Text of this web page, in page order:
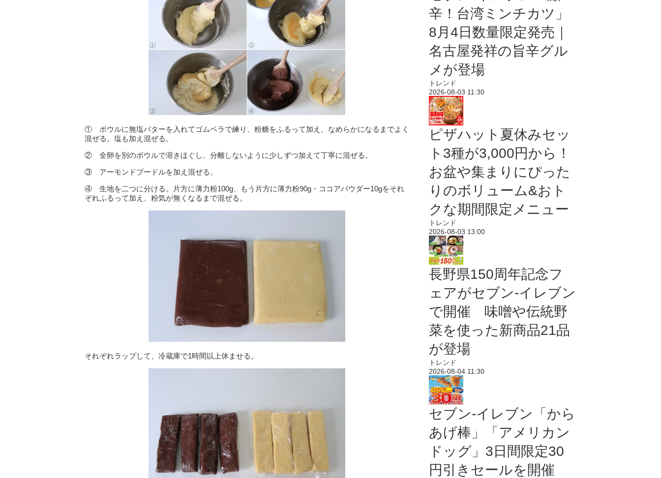
① ボウルに無塩バターを入れてゴムベラで練り、粉糖をふるって加え、なめらかになるまでよく
混ぜる。塩も加え混ぜる。
② 全卵を別のボウルで溶きほぐし、分離しないように少しずつ加えて丁寧に混ぜる。
③ アーモンドプードルを加え混ぜる。
④ 生地を二つに分ける。片方に薄力粉100g、もう片方に薄力粉90g・ココアパウダー10gをそれ
ぞれふるって加え、粉気が無くなるまで混ぜる。
それぞれラップして、冷蔵庫で1時間以上休ませる。
辛！台湾ミンチカツ」
8月4日数量限定発売｜
名古屋発祥の旨辛グル
メが登場
トレンド
2026-08-03 11:30
ピザハット夏休みセッ
ト3種が3,000円から！
お盆や集まりにぴった
りのボリューム&おト
クな期間限定メニュー
トレンド
2026-08-03 13:00
長野県150周年記念フ
ェアがセブン-イレブン
で開催 味噌や伝統野
菜を使った新商品21品
が登場
トレンド
2026-08-04 11:30
セブン‐イレブン「から
あげ棒」「アメリカン
ドッグ」3日間限定30
円引きセールを開催